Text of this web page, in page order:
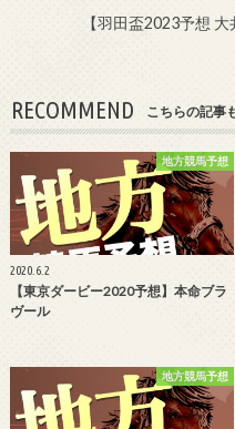
【羽田盃2023予想
RECOMMEND こちらの記事
地方競馬予想
2020.6.2
【東京ダービー2020予想】本命ブラ
ヴール
地方競馬予想